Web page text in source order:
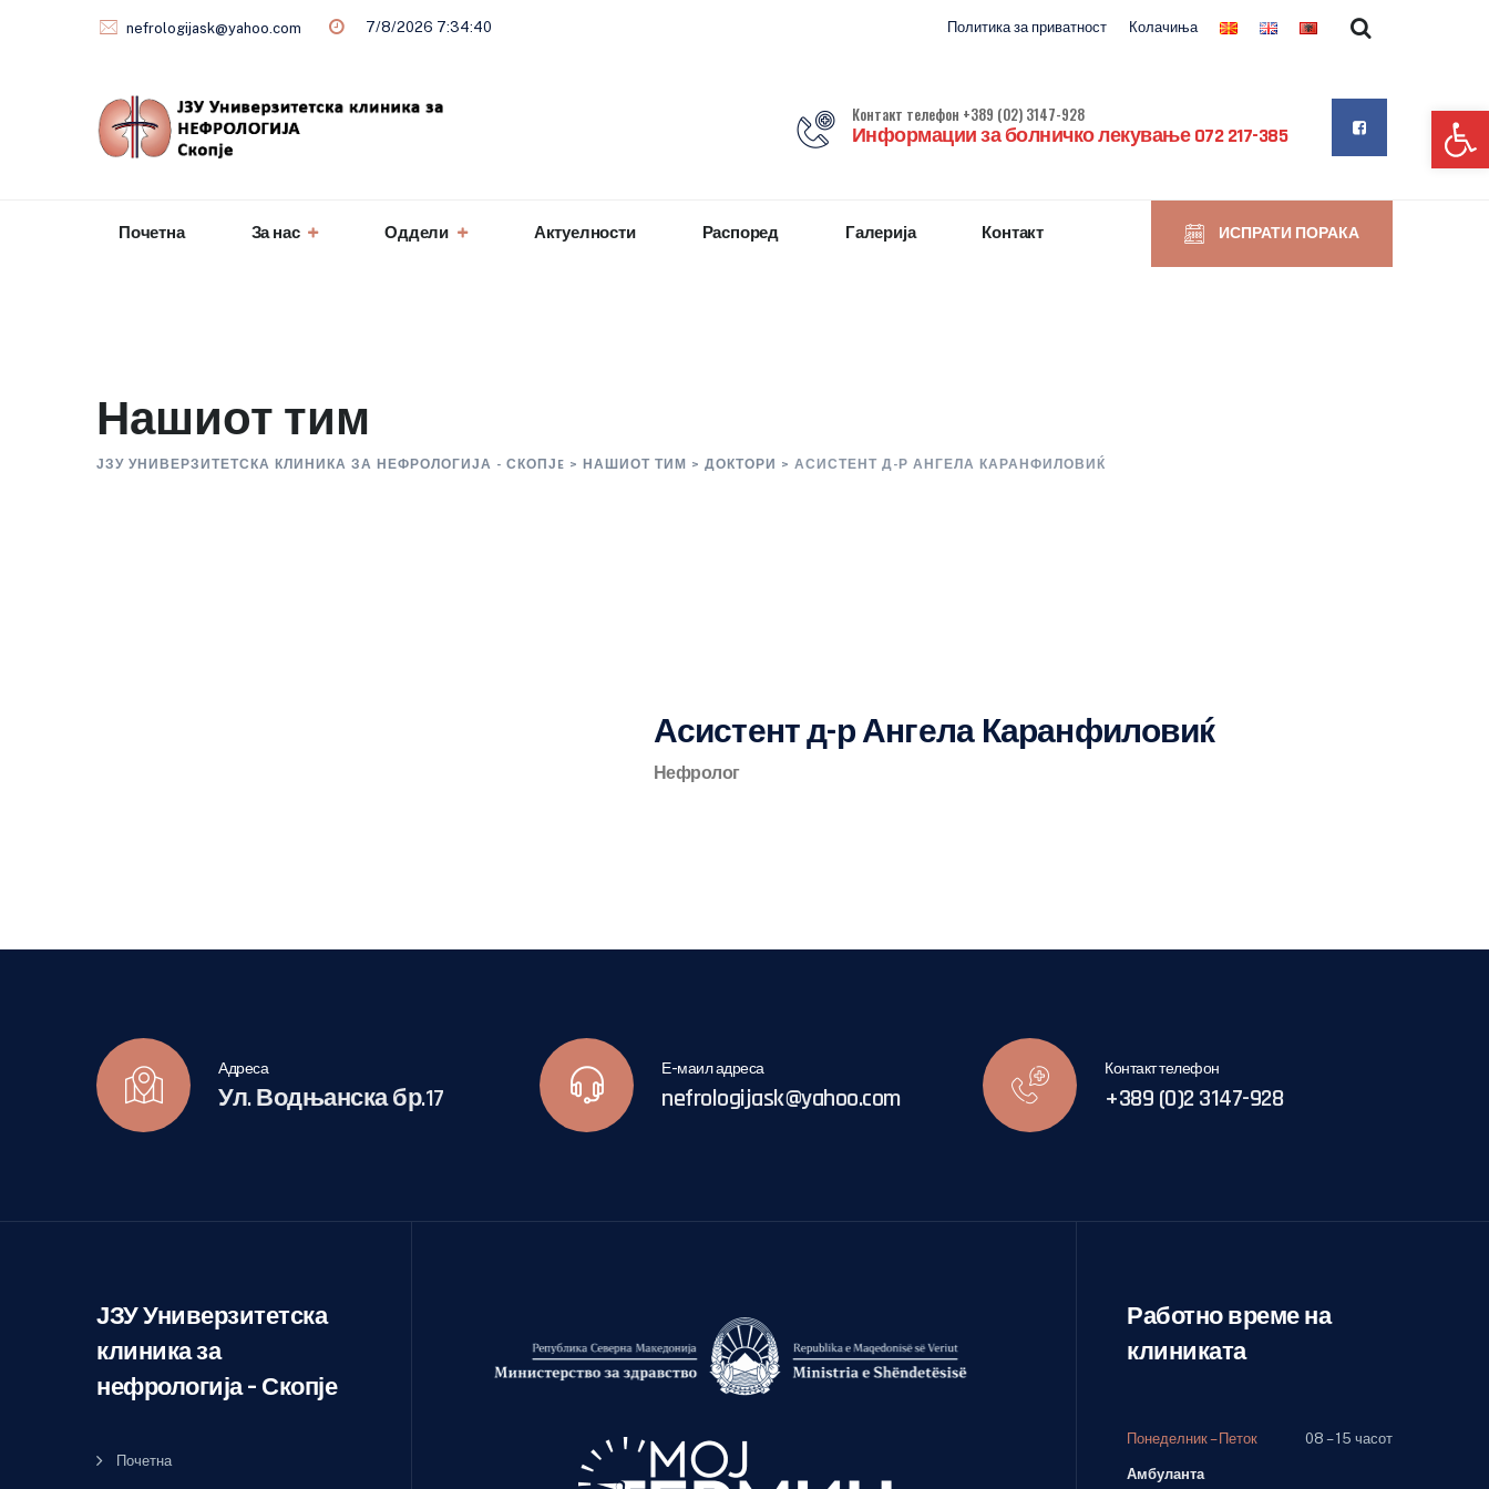
nefrologijask@yahoo.com 7/8/2026 7:34:40 Политика за приватност Колачиња
Контакт телефон +389 (02) 3147-928
Информации за болничко лекување 072 217-385
Почетна За нас Оддели Актуелности Распоред Галерија Контакт ИСПРАТИ ПОРАКА
Нашиот тим
ЈЗУ УНИВЕРЗИТЕТСКА КЛИНИКА ЗА НЕФРОЛОГИЈА - СКОПЈE > НАШИОТ ТИМ > ДОКТОРИ > АСИСТЕНТ Д-Р АНГЕЛА КАРАНФИЛОВИЌ
Асистент д-р Ангела Каранфиловиќ
Нефролог
Адреса
Ул. Водњанска бр.17
Е-маил адреса
nefrologijask@yahoo.com
Контакт телефон
+389 (0)2 3147-928
ЈЗУ Универзитетска
клиника за
нефрологија – Скопје
Почетна
Работно време на
клиниката
Понеделник – Петок 08 – 15 часот
Амбуланта